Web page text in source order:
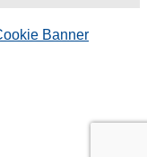
Banner